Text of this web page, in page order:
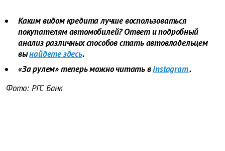
Каким видом кредита лучше воспользоваться
покупателям автомобилей? Ответ и подробный
анализ различных способов стать автовладельцем
вынайдете здесь.
«За рулем» теперь можно читать вInstagram.
Фото: РГС Банк